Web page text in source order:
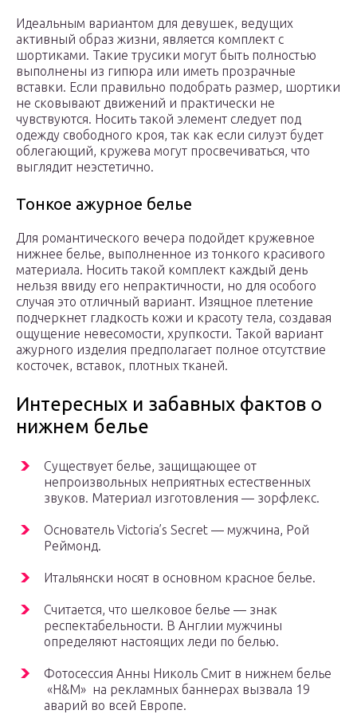
Идеальным вариантом для девушек, ведущих
активный образ жизни, является комплект с
шортиками. Такие трусики могут быть полностью
выполнены из гипюра или иметь прозрачные
вставки. Если правильно подобрать размер, шортики
не сковывают движений и практически не
чувствуются. Носить такой элемент следует под
одежду свободного кроя, так как если силуэт будет
облегающий, кружева могут просвечиваться, что
выглядит неэстетично.
Тонкое ажурное белье
Для романтического вечера подойдет кружевное
нижнее белье, выполненное из тонкого красивого
материала. Носить такой комплект каждый день
нельзя ввиду его непрактичности, но для особого
случая это отличный вариант. Изящное плетение
подчеркнет гладкость кожи и красоту тела, создавая
ощущение невесомости, хрупкости. Такой вариант
ажурного изделия предполагает полное отсутствие
косточек, вставок, плотных тканей.
Интересных и забавных фактов о
нижнем белье
Существует белье, защищающее от
непроизвольных неприятных естественных
звуков. Материал изготовления — зорфлекс.
Основатель Victoria’s Secret — мужчина, Рой
Реймонд.
Итальянски носят в основном красное белье.
Считается, что шелковое белье — знак
респектабельности. В Англии мужчины
определяют настоящих леди по белью.
Фотосессия Анны Николь Смит в нижнем белье
«H&M» на рекламных баннерах вызвала 19
аварий во всей Европе.